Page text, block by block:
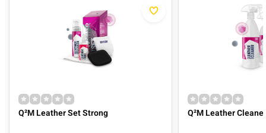
Q²M Leather Set Strong Q²M Leather